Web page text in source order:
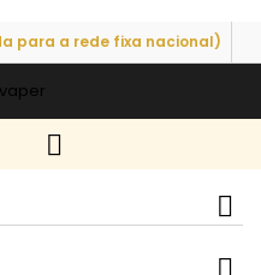
para a rede fixa nacional)
